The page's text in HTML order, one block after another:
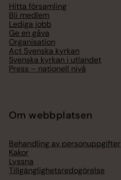
Hitta församling
Bli medlem
Lediga jobb
Ge en gåva
Organisation
Act Svenska kyrkan
Svenska kyrkan i utlandet
Press – nationell nivå
Om webbplatsen
Behandling av personuppgifter
Kakor
Lyssna
Tillgänglighetsredogörelse